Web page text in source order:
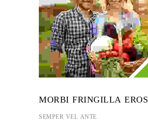
MORBI FRINGILLA EROS
SEMPER VEL ANTE